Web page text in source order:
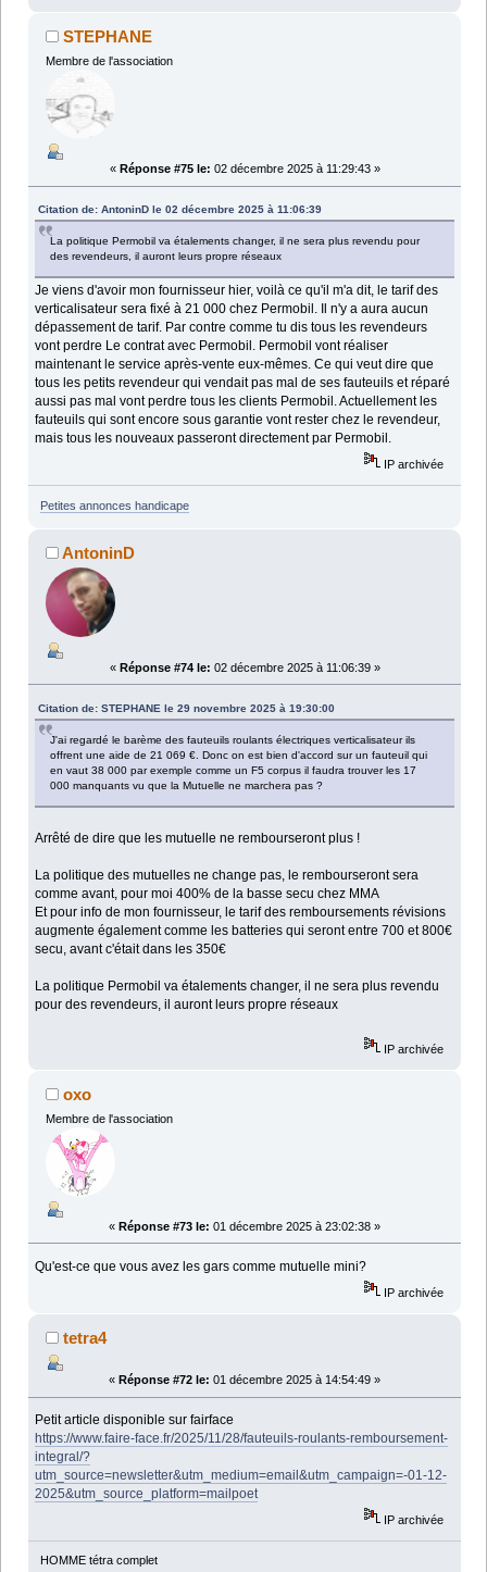
STEPHANE
Membre de l'association
« Réponse #75 le: 02 décembre 2025 à 11:29:43 »
Citation de: AntoninD le 02 décembre 2025 à 11:06:39
La politique Permobil va étalements changer, il ne sera plus revendu pour
des revendeurs, il auront leurs propre réseaux
Je viens d'avoir mon fournisseur hier, voilà ce qu'il m'a dit, le tarif des
verticalisateur sera fixé à 21 000 chez Permobil. Il n'y a aura aucun
dépassement de tarif. Par contre comme tu dis tous les revendeurs
vont perdre Le contrat avec Permobil. Permobil vont réaliser
maintenant le service après-vente eux-mêmes. Ce qui veut dire que
tous les petits revendeur qui vendait pas mal de ses fauteuils et réparé
aussi pas mal vont perdre tous les clients Permobil. Actuellement les
fauteuils qui sont encore sous garantie vont rester chez le revendeur,
mais tous les nouveaux passeront directement par Permobil.
IP archivée
Petites annonces handicape
AntoninD
« Réponse #74 le: 02 décembre 2025 à 11:06:39 »
Citation de: STEPHANE le 29 novembre 2025 à 19:30:00
J'ai regardé le barème des fauteuils roulants électriques verticalisateur ils
offrent une aide de 21 069 €. Donc on est bien d'accord sur un fauteuil qui
en vaut 38 000 par exemple comme un F5 corpus il faudra trouver les 17
000 manquants vu que la Mutuelle ne marchera pas ?
Arrêté de dire que les mutuelle ne rembourseront plus !
La politique des mutuelles ne change pas, le rembourseront sera
comme avant, pour moi 400% de la basse secu chez MMA
Et pour info de mon fournisseur, le tarif des remboursements révisions
augmente également comme les batteries qui seront entre 700 et 800€
secu, avant c'était dans les 350€
La politique Permobil va étalements changer, il ne sera plus revendu
pour des revendeurs, il auront leurs propre réseaux
IP archivée
oxo
Membre de l'association
« Réponse #73 le: 01 décembre 2025 à 23:02:38 »
Qu'est-ce que vous avez les gars comme mutuelle mini?
IP archivée
tetra4
« Réponse #72 le: 01 décembre 2025 à 14:54:49 »
Petit article disponible sur fairface
https://www.faire-face.fr/2025/11/28/fauteuils-roulants-remboursement-
integral/?
utm_source=newsletter&utm_medium=email&utm_campaign=-01-12-
2025&utm_source_platform=mailpoet
IP archivée
HOMME tétra complet